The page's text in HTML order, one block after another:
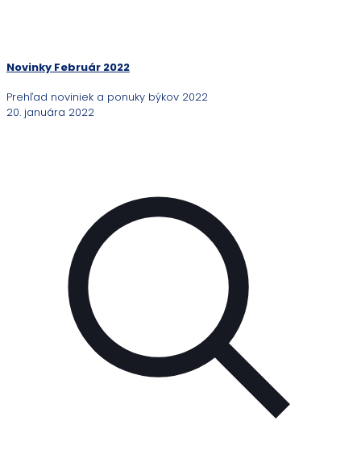
Novinky Február 2022
Prehľad noviniek a ponuky býkov 2022
20. januára 2022